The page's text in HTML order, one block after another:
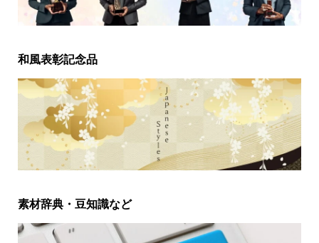
和風表彰記念品
素材辞典・豆知識など